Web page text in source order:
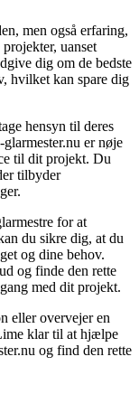
men også erfaring,
uanset
dig om de bedste
hvilket kan spare dig
hensyn til deres
er nøje
til dit projekt. Du
tilbyder
for at
du sikre dig, at du
og dine behov.
og finde den rette
med dit projekt.
eller overvejer en
klar til at hjælpe
og find den rette